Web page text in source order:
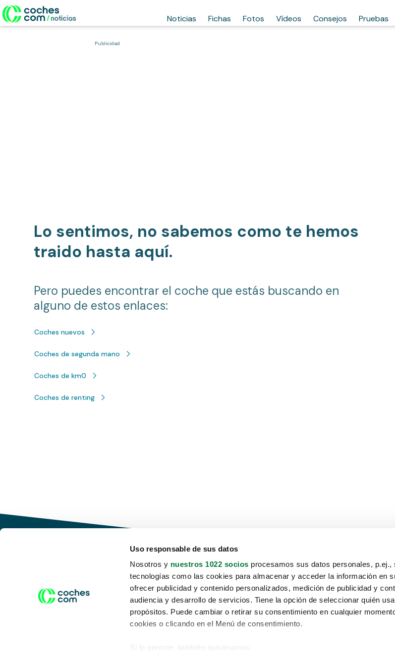
Uso responsable de sus datos
Nosotros y nuestros 1022 socios procesamos sus datos personales, p.ej.,
tecnologías como las cookies para almacenar y acceder la información en
ofrecer publicidad y contenido personalizados, medición de publicidad y
audiencia y desarrollo de servicios. Tiene la opción de seleccionar quién
propósitos. Puede cambiar o retirar su consentimiento en cualquier
cookies o clicando en el Menú de consentimiento.
Si lo permite, también quisiéramos:
Noticias Fichas Fotos Vídeos Consejos Pruebas
Publicidad
Lo sentimos, no sabemos como te hemos
traido hasta aquí.
Pero puedes encontrar el coche que estás buscando en
alguno de estos enlaces:
Coches nuevos
Coches de segunda mano
Coches de km0
Coches de renting
Conduce tu futuro,
desata tu movilidad